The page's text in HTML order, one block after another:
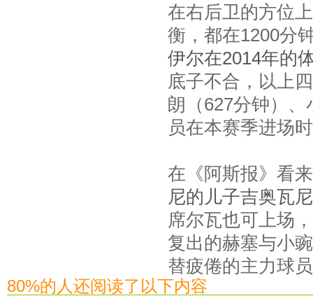
在右后卫的方位
衡，都在1200分
伊尔在2014年的
底子不合，以上
朗（627分钟）
员在本赛季进场
在《阿斯报》看
尼的儿子吉奥瓦
席尔瓦也可上场
复出的赫塞与小
替疲倦的主力球
80%的人还阅读了以下内容